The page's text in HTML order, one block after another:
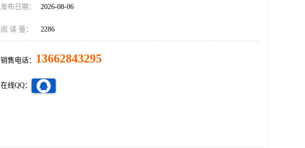
发布日期： 2026-08-06
阅 读 量： 2286
销售电话： 13662843295
在线QQ：